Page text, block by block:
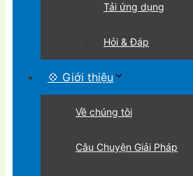
Tải ứng dụng
Hỏi & Đáp
💠 Giới thiệu
Về chúng tôi
Câu Chuyện Giải Pháp